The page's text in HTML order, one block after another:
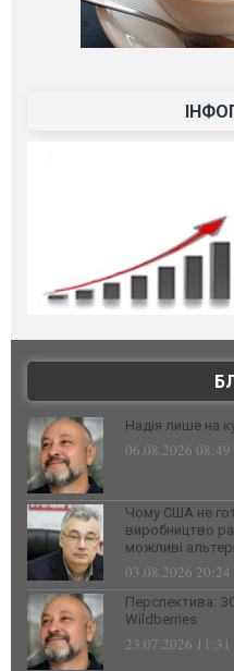
Надія лише на
06.08.2026 08:49
Чому США не
виробництво
можливі
03.08.2026 20:24
Перспектива:
Wildberries
23.07.2026 11:31